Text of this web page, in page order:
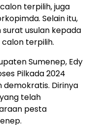
terpilih, juga
Selain itu,
surat usulan kepada
calon terpilih.
Sumenep, Edy
Pilkada 2024
Dirinya
telah
pesta